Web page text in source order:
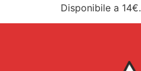
Disponibile a 14€.